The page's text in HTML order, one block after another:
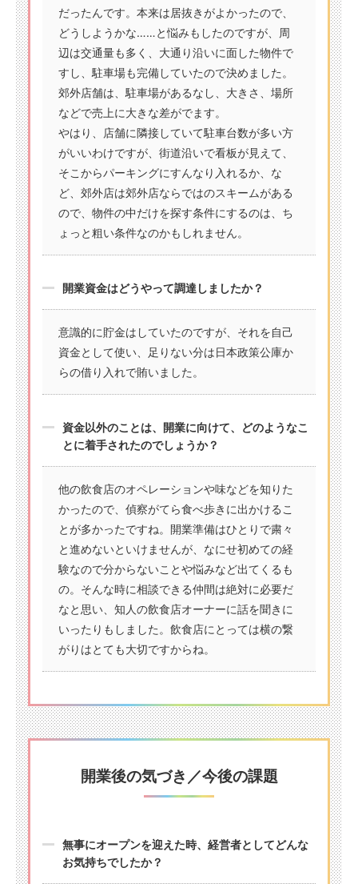
だったんです。本来は居抜きがよかったので、
どうしようかな……と悩みもしたのですが、周
辺は交通量も多く、大通り沿いに面した物件で
すし、駐車場も完備していたので決めました。
郊外店舗は、駐車場があるなし、大きさ、場所
などで売上に大きな差がでます。
やはり、店舗に隣接していて駐車台数が多い方
がいいわけですが、街道沿いで看板が見えて、
そこからパーキングにすんなり入れるか、な
ど、郊外店は郊外店ならではのスキームがある
ので、物件の中だけを探す条件にするのは、ち
ょっと粗い条件なのかもしれません。
開業資金はどうやって調達しましたか？
意識的に貯金はしていたのですが、それを自己
資金として使い、足りない分は日本政策公庫か
らの借り入れで賄いました。
資金以外のことは、開業に向けて、どのようなこ
とに着手されたのでしょうか？
他の飲食店のオペレーションや味などを知りた
かったので、偵察がてら食べ歩きに出かけるこ
とが多かったですね。開業準備はひとりで粛々
と進めないといけませんが、なにせ初めての経
験なので分からないことや悩みなど出てくるも
の。そんな時に相談できる仲間は絶対に必要だ
なと思い、知人の飲食店オーナーに話を聞きに
いったりもしました。飲食店にとっては横の繋
がりはとても大切ですからね。
開業後の気づき／今後の課題
無事にオープンを迎えた時、経営者としてどんな
お気持ちでしたか？